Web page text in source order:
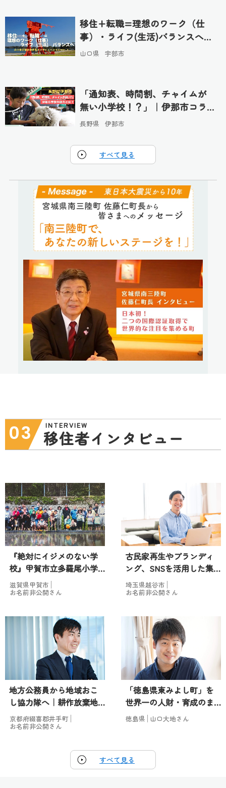
移住+転職=理想のワーク（仕
事）・ライフ(生活)バランスへ｜
宇部市コラムvol.…
山口県 宇部市
「通知表、時間割、チャイムが
無い小学校！？」｜伊那市コラ
ムvol.４…
長野県 伊那市
すべて見る
03 INTERVIEW
移住者インタビュー
『絶対にイジメのない学
校』甲賀市立多羅尾小学
校。今、悩みを抱えてい
る親子の選択肢…
滋賀県甲賀市
お名前非公開さん
古民家再生やブランディ
ング、SNSを活用した集
客が主なミッション！…
埼玉県越谷市
お名前非公開さん
地方公務員から地域おこ
し協力隊へ｜耕作放棄地
を活用した農作業支援
や、特産品開発支…
京都府綴喜郡井手町
お名前非公開さん
「徳島県東みよし町」を
世界一の人財・育成のま
ちにする！｜地域おこし
協力隊の挑戦…
徳島県 山口大地さん
すべて見る